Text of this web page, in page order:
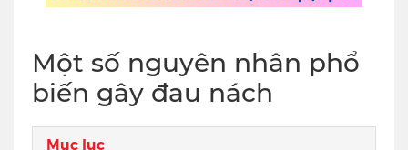
Một số nguyên nhân phổ
biến gây đau nách
Mục lục